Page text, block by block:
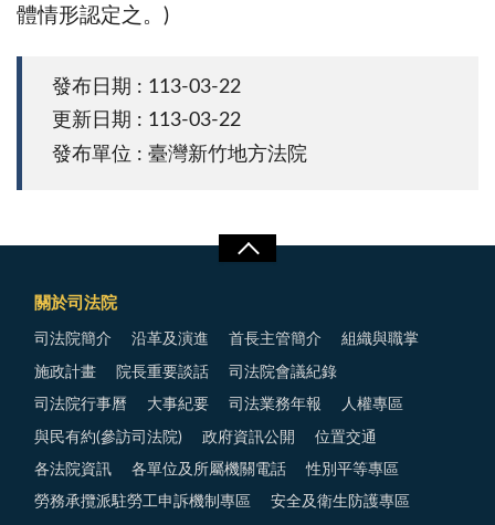
體情形認定之。)
發布日期 : 113-03-22
更新日期 : 113-03-22
發布單位 : 臺灣新竹地方法院
關於司法院
司法院簡介 沿革及演進 首長主管簡介 組織與職掌
施政計畫 院長重要談話 司法院會議紀錄
司法院行事曆 大事紀要 司法業務年報 人權專區
與民有約(參訪司法院) 政府資訊公開 位置交通
各法院資訊 各單位及所屬機關電話 性別平等專區
勞務承攬派駐勞工申訴機制專區 安全及衛生防護專區